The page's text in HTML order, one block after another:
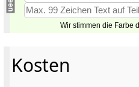
Wir stimmen die Farbe
Kosten